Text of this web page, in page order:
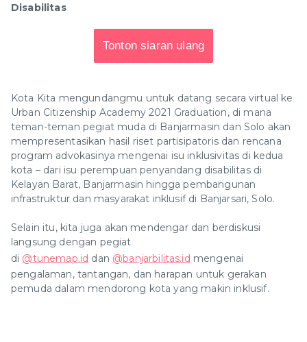
Disabilitas
Tonton siaran ulang
Kota Kita mengundangmu untuk datang secara virtual ke
Urban Citizenship Academy 2021 Graduation, di mana
teman-teman pegiat muda di Banjarmasin dan Solo akan
mempresentasikan hasil riset partisipatoris dan rencana
program advokasinya mengenai isu inklusivitas di kedua
kota – dari isu perempuan penyandang disabilitas di
Kelayan Barat, Banjarmasin hingga pembangunan
infrastruktur dan masyarakat inklusif di Banjarsari, Solo.
Selain itu, kita juga akan mendengar dan berdiskusi
langsung dengan pegiat
di @tunemap.id dan @banjarbilitas.id mengenai
pengalaman, tantangan, dan harapan untuk gerakan
pemuda dalam mendorong kota yang makin inklusif.